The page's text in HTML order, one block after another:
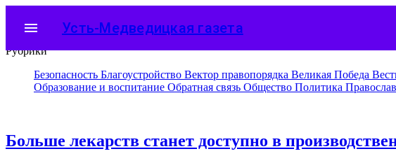
menu Усть-Медведицкая газета
Рубрики
Безопасность Благоустройство Вектор правопорядка Великая Победа
Образование и воспитание Обратная связь Общество Политика
Больше лекарств станет доступно в